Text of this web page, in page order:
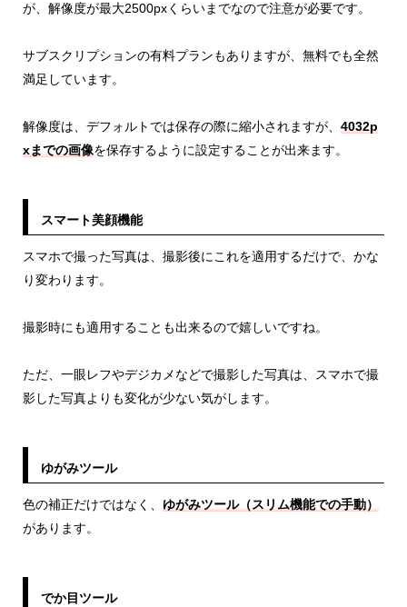
が、解像度が最大2500pxくらいまでなので注意が必要です。
サブスクリプションの有料プランもありますが、無料でも全然
満足しています。
解像度は、デフォルトでは保存の際に縮小されますが、 4032p
xまでの画像を保存するように設定することが出来ます。
スマート美顔機能
スマホで撮った写真は、撮影後にこれを適用するだけで、かな
り変わります。
撮影時にも適用することも出来るので嬉しいですね。
ただ、一眼レフやデジカメなどで撮影した写真は、スマホで撮
影した写真よりも変化が少ない気がします。
ゆがみツール
色の補正だけではなく、 ゆがみツール（スリム機能での手動）
があります。
でか目ツール